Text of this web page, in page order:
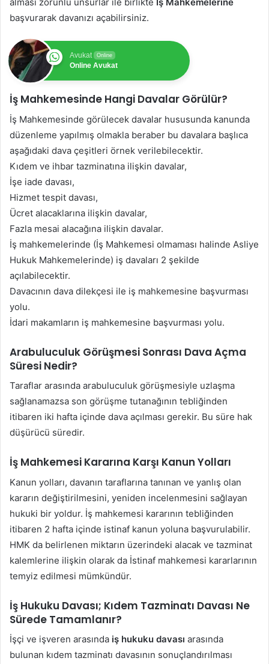
alması zorunlu unsurlar ile birlikte İş Mahkemelerine
başvurarak davanızı açabilirsiniz.
Avukat Online
Online Avukat
İş Mahkemesinde Hangi Davalar Görülür?
İş Mahkemesinde görülecek davalar hususunda kanunda
düzenleme yapılmış olmakla beraber bu davalara başlıca
aşağıdaki dava çeşitleri örnek verilebilecektir.
Kıdem ve ihbar tazminatına ilişkin davalar,
İşe iade davası,
Hizmet tespit davası,
Ücret alacaklarına ilişkin davalar,
Fazla mesai alacağına ilişkin davalar.
İş mahkemelerinde (İş Mahkemesi olmaması halinde Asliye
Hukuk Mahkemelerinde) iş davaları 2 şekilde
açılabilecektir.
Davacının dava dilekçesi ile iş mahkemesine başvurması
yolu.
İdari makamların iş mahkemesine başvurması yolu.
Arabuluculuk Görüşmesi Sonrası Dava Açma
Süresi Nedir?
Taraflar arasında arabuluculuk görüşmesiyle uzlaşma
sağlanamazsa son görüşme tutanağının tebliğinden
itibaren iki hafta içinde dava açılması gerekir. Bu süre hak
düşürücü süredir.
İş Mahkemesi Kararına Karşı Kanun Yolları
Kanun yolları, davanın taraflarına tanınan ve yanlış olan
kararın değiştirilmesini, yeniden incelenmesini sağlayan
hukuki bir yoldur. İş mahkemesi kararının tebliğinden
itibaren 2 hafta içinde istinaf kanun yoluna başvurulabilir.
HMK da belirlenen miktarın üzerindeki alacak ve tazminat
kalemlerine ilişkin olarak da İstinaf mahkemesi kararlarının
temyiz edilmesi mümkündür.
İş Hukuku Davası; Kıdem Tazminatı Davası Ne
Sürede Tamamlanır?
İşçi ve işveren arasında iş hukuku davası arasında
bulunan kıdem tazminatı davasının sonuçlandırılması